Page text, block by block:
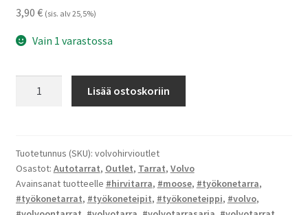
3,90 € (sis. alv 25,5%)
Vain 1 varastossa
(Outlet)
määrä
Lisää ostoskoriin
Tuotetunnus (SKU): volvohirvioutlet
Osastot: Autotarrat, Outlet, Tarrat, Volvo
Avainsanat tuotteelle #hirvitarra, #moose, #työkonetarra,
#työkonetarrat, #työkoneteipit, #työkoneteippi, #volvo,